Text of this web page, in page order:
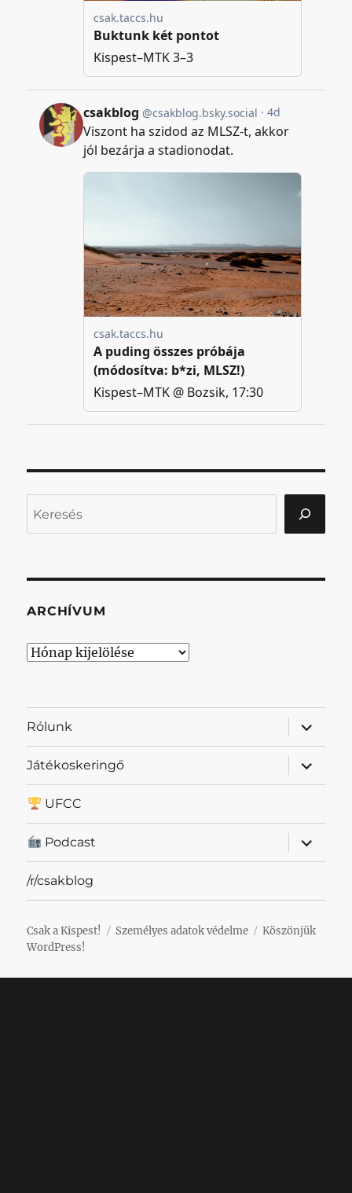
ARCHÍVUM
Archívum
Rólunk
almenü
Játékoskeringő
almenü
UFCC
Podcast
almenü
/r/csakblog
Csak a Kispest! Személyes adatok védelme
Köszönjük
WordPress!